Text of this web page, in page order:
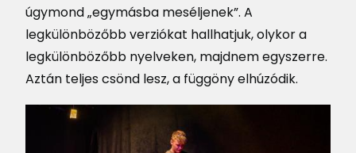
úgymond „egymásba meséljenek”. A
legkülönbözőbb verziókat hallhatjuk, olykor a
legkülönbözőbb nyelveken, majdnem egyszerre.
Aztán teljes csönd lesz, a függöny elhúzódik.